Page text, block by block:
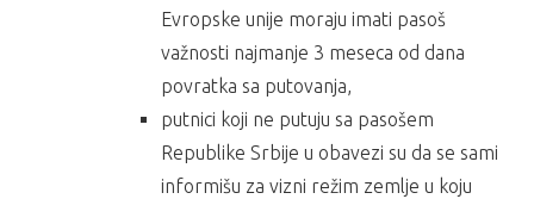
Evropske unije moraju imati pasoš
važnosti najmanje 3 meseca od dana
povratka sa putovanja,
putnici koji ne putuju sa pasošem
Republike Srbije u obavezi su da se sami
informišu za vizni režim zemlje u koju